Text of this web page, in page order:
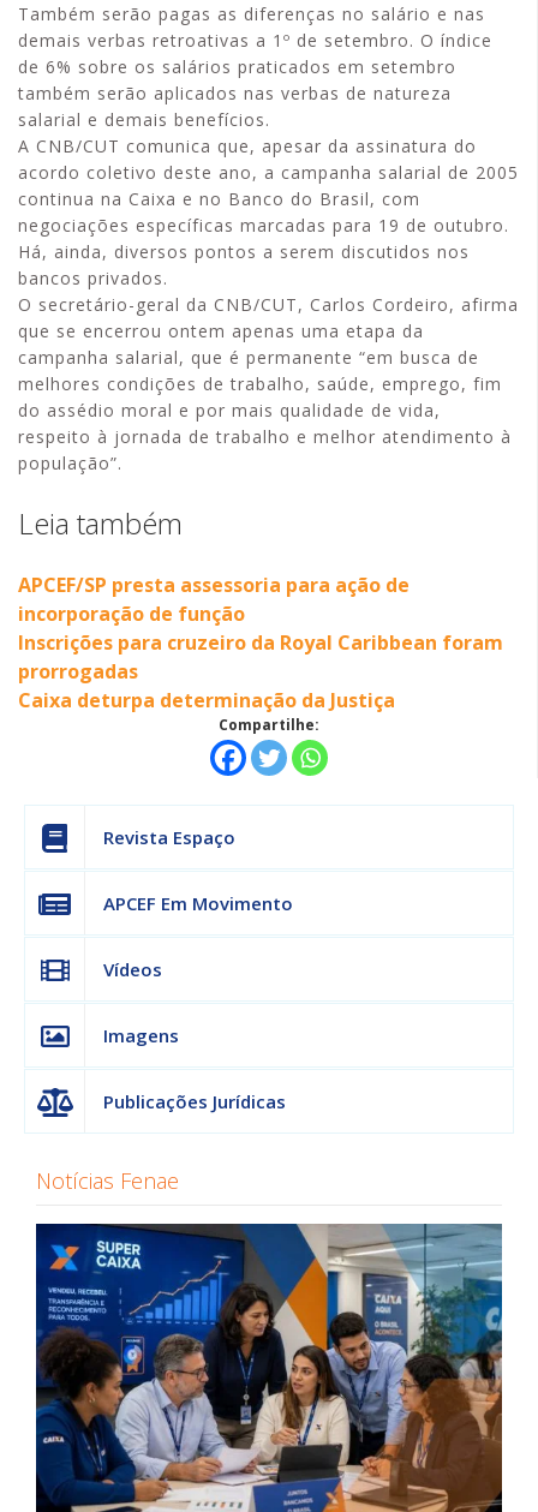
Também serão pagas as diferenças no salário e nas
demais verbas retroativas a 1º de setembro. O índice
de 6% sobre os salários praticados em setembro
também serão aplicados nas verbas de natureza
salarial e demais benefícios.
A CNB/CUT comunica que, apesar da assinatura do
acordo coletivo deste ano, a campanha salarial de 2005
continua na Caixa e no Banco do Brasil, com
negociações específicas marcadas para 19 de outubro.
Há, ainda, diversos pontos a serem discutidos nos
bancos privados.
O secretário-geral da CNB/CUT, Carlos Cordeiro, afirma
que se encerrou ontem apenas uma etapa da
campanha salarial, que é permanente “em busca de
melhores condições de trabalho, saúde, emprego, fim
do assédio moral e por mais qualidade de vida,
respeito à jornada de trabalho e melhor atendimento à
população”.
Leia também
APCEF/SP presta assessoria para ação de
incorporação de função
Inscrições para cruzeiro da Royal Caribbean foram
prorrogadas
Caixa deturpa determinação da Justiça
Compartilhe:
Revista Espaço
APCEF Em Movimento
Vídeos
Imagens
Publicações Jurídicas
Notícias Fenae